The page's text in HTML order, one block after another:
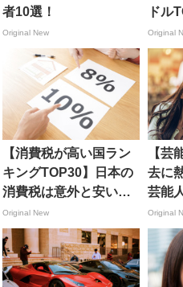
者10選！
Original New
ドル
のグ
Original
【消費税が高い国ラン
キングTOP30】日本の
消費税は意外と安いか
も？
Original New
【芸
去に
芸能
Original